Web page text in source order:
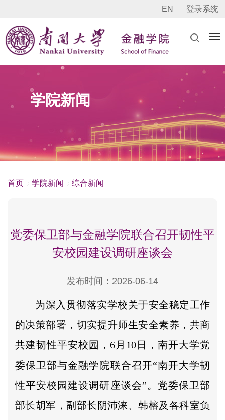
EN 登录系统
学院新闻
首页 学院新闻 综合新闻
党委保卫部与金融学院联合召开韧性平
安校园建设调研座谈会
发布时间：2026-06-14
为深入贯彻落实学校关于安全稳定工作
的决策部署，切实提升师生安全素养，共商
共建韧性平安校园，6月10日，南开大学党
委保卫部与金融学院联合召开“南开大学韧
性平安校园建设调研座谈会”。党委保卫部
部长胡军，副部长阴沛涞、韩榕及各科室负